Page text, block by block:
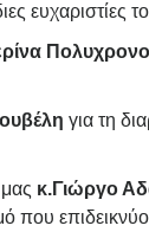
ευχαριστίες
για τη
κ.Γιώργο
που